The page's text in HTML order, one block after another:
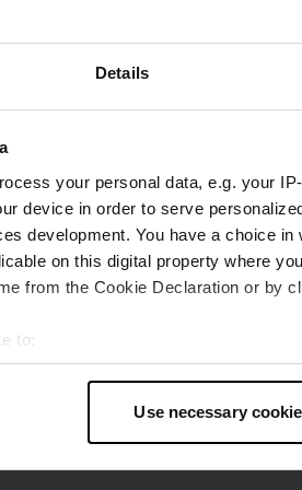
Details
your personal data, e.g. your
device in order to serve
development. You have a choice
on this digital property where
from the Cookie Declaration or by
to:
geographical location which can
personal data is processed and set
Use necessary
mit seiner friedlichen,
im
im Westerwald bietet mit seinen
und Naturhighlights.
Kulisse zum entspannten
Schlosses in Altenkirchen, das im
Vorlieben, während Sie die